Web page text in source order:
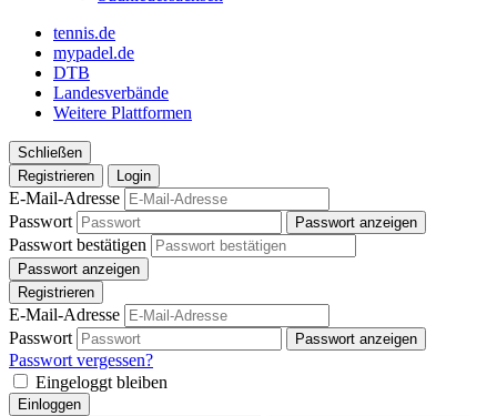
tennis.de
mypadel.de
DTB
Landesverbände
Weitere Plattformen
Schließen
Registrieren
Login
E-Mail-Adresse
Passwort
Passwort anzeigen
Passwort bestätigen
Passwort anzeigen
Registrieren
E-Mail-Adresse
Passwort
Passwort anzeigen
Passwort vergessen?
Eingeloggt bleiben
Einloggen